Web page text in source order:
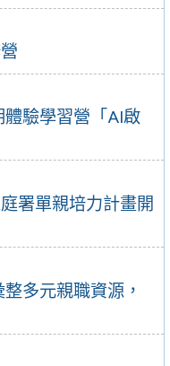
驗學習營「AI啟
署單親培力計畫開
多元親職資源，